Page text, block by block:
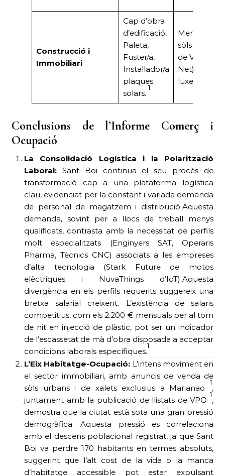
Construcció i
Immobiliari
Cap d’obra
d’edificació,
Paleta,
Fuster/a,
Instal·lador/a
plaques
solars.
1
Mercat
sòls urbans
de VPO
luxe
Conclusions de l’Informe Comerç i
Ocupació
La Consolidació Logística i la Polarització
Laboral: Sant Boi continua el seu procés de
transformació cap a una plataforma logística
clau, evidenciat per la constant i variada demanda
de personal de magatzem i distribució.Aquesta
demanda, sovint per a llocs de treball menys
qualificats, contrasta amb la necessitat de perfils
molt especialitzats (Enginyers SAT, Operaris
Pharma, Tècnics CNC) associats a les empreses
d’alta tecnologia (Stark Future de motos
elèctriques i NuvaThings d’IoT).Aquesta
divergència en els perfils requerits suggereix una
bretxa salarial creixent. L’existència de salaris
competitius, com els 2.200 € mensuals per al torn
de nit en injecció de plàstic, pot ser un indicador
de l’escassetat de mà d’obra disposada a acceptar
condicions laborals específiques.
1
L’Eix Habitatge-Ocupació: L’intens moviment en
el sector immobiliari, amb anuncis de venda de
sòls urbans i de xalets exclusius a Marianao
1
,
juntament amb la publicació de llistats de VPO
1
,
demostra que la ciutat està sota una gran pressió
demogràfica. Aquesta pressió es correlaciona
amb el descens poblacional registrat, ja que Sant
Boi va perdre 170 habitants en termes absoluts,
suggerint que l’alt cost de la vida o la manca
d’habitatge accessible pot estar expulsant